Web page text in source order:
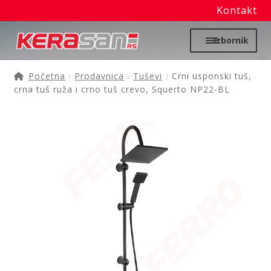
Kontakt
na
navigaciju
na
sadržaj
Izbornik
Početna
Kupatilska galanterija
Početna Prodavnica Tuševi
Crni usponski tuš,
crna tuš ruža i crno tuš crevo, Squerto NP22-BL